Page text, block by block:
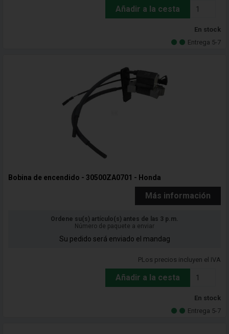
Añadir a la cesta
En stock
Entrega 5-7
Bobina de encendido - 30500ZA0701 - Honda
Más información
Ordene su(s) artículo(s) antes de las 3 p.m.
Número de paquete a enviar
Su pedido será enviado el mandag
PLos precios incluyen el IVA
Añadir a la cesta
En stock
Entrega 5-7